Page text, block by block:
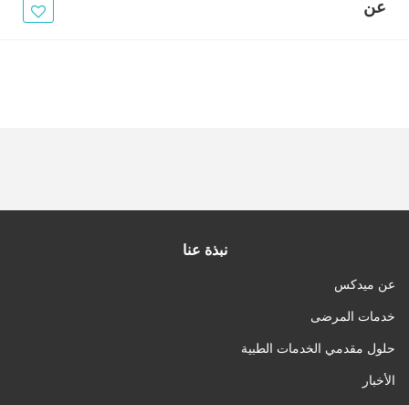
عن
نبذة عنا
عن ميدكس
خدمات المرضى
حلول مقدمي الخدمات الطبية
الأخبار